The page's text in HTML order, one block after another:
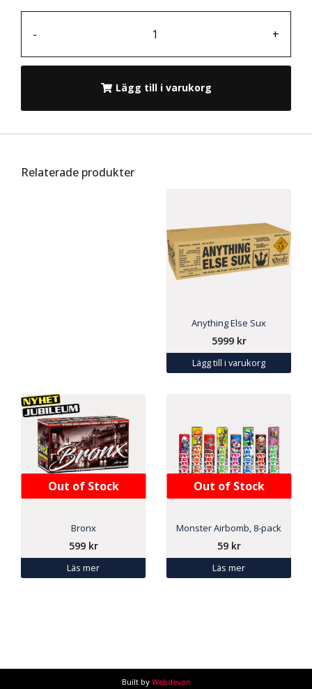
- +
Lägg till i varukorg
Relaterade produkter
Anything Else Sux
5999 kr
Lägg till i varukorg
Out of Stock
Bronx
599 kr
Läs mer
Out of Stock
Monster Airbomb, 8-pack
59 kr
Läs mer
Built by Webdevon